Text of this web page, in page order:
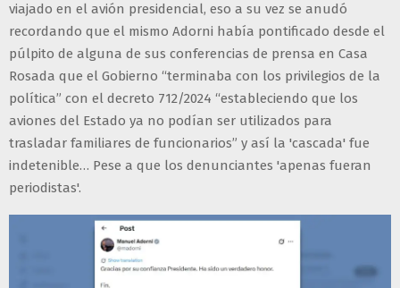
viajado en el avión presidencial, eso a su vez se anudó
recordando que el mismo Adorni había pontificado desde el
púlpito de alguna de sus conferencias de prensa en Casa
Rosada que el Gobierno “terminaba con los privilegios de la
política” con el decreto 712/2024 “estableciendo que los
aviones del Estado ya no podían ser utilizados para
trasladar familiares de funcionarios” y así la 'cascada' fue
indetenible… Pese a que los denunciantes 'apenas fueran
periodistas'.